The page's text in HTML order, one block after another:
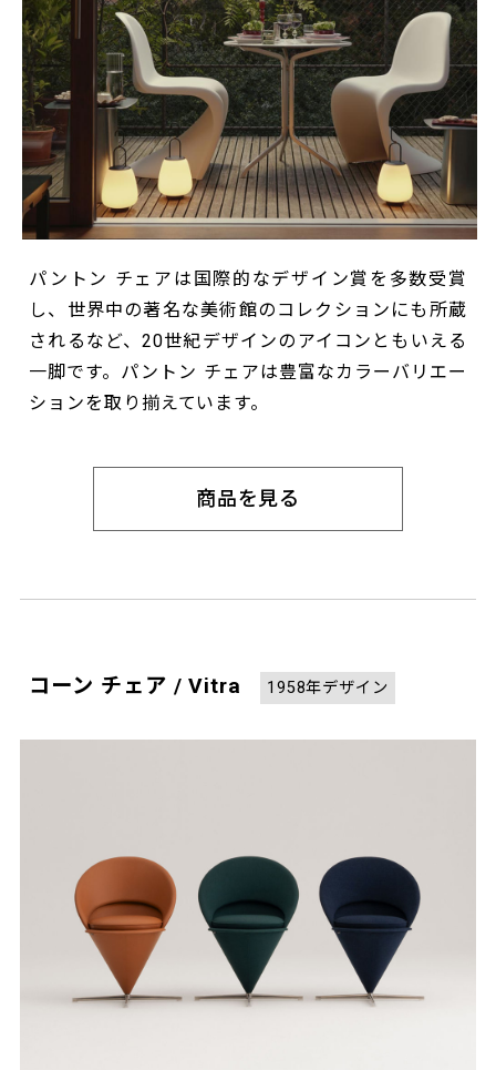
パントン チェアは国際的なデザイン賞を多数受賞
し、世界中の著名な美術館のコレクションにも所蔵
されるなど、20世紀デザインのアイコンともいえる
一脚です。パントン チェアは豊富なカラーバリエー
ションを取り揃えています。
商品を見る
コーン チェア / Vitra 1958年デザイン